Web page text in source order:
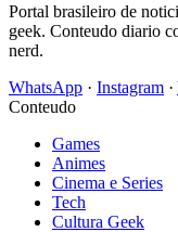
Portal brasileiro de
geek. Conteudo diario
nerd.
WhatsApp · Instagram ·
Conteudo
Games
Animes
Cinema e Series
Tech
Cultura Geek